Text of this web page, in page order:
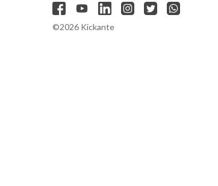
©2026 Kickante